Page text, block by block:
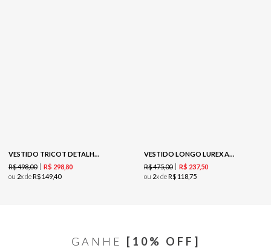
VESTIDO TRICOT DETALHE CANELADO - MARFIM
R$498,00 R$ 29880
ou 2x deR$ 14940
VESTIDO LONGO LUREX AZUL TRICOT-MARINHO
R$475,00 R$ 237,50
ou 2x deR$ 11875
GANHE
[10% OFF]